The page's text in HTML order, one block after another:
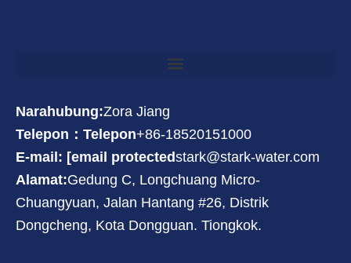
Narahubung:Zora Jiang
Telepon：Telepon+86-18520151000
E-mail: [email protectedstark@stark-water.com
Alamat:Gedung C, Longchuang Micro-
Chuangyuan, Jalan Hantang #26, Distrik
Dongcheng, Kota Dongguan. Tiongkok.